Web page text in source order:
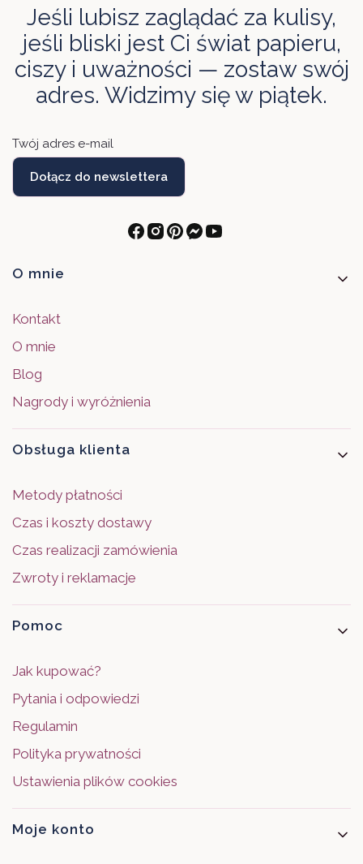
Jeśli lubisz zaglądać za kulisy,
jeśli bliski jest Ci świat papieru,
ciszy i uważności — zostaw swój
adres. Widzimy się w piątek.
Twój adres e-mail
Dołącz do newslettera
Linki w stopce
O mnie
Kontakt
O mnie
Blog
Nagrody i wyróżnienia
Obsługa klienta
Metody płatności
Czas i koszty dostawy
Czas realizacji zamówienia
Zwroty i reklamacje
Pomoc
Jak kupować?
Pytania i odpowiedzi
Regulamin
Polityka prywatności
Ustawienia plików cookies
Moje konto